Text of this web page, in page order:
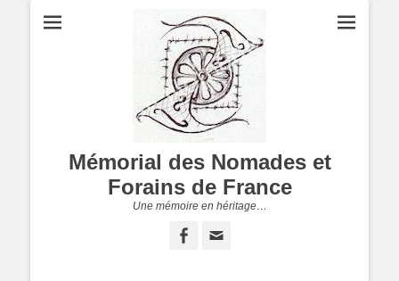
Mémorial des Nomades et
Forains de France
Une mémoire en héritage…
Facebook